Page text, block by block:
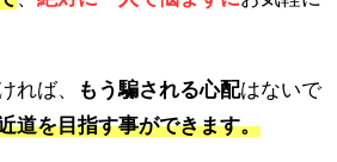
れば、 もう騙される心配はないで
道を目指す事ができます。